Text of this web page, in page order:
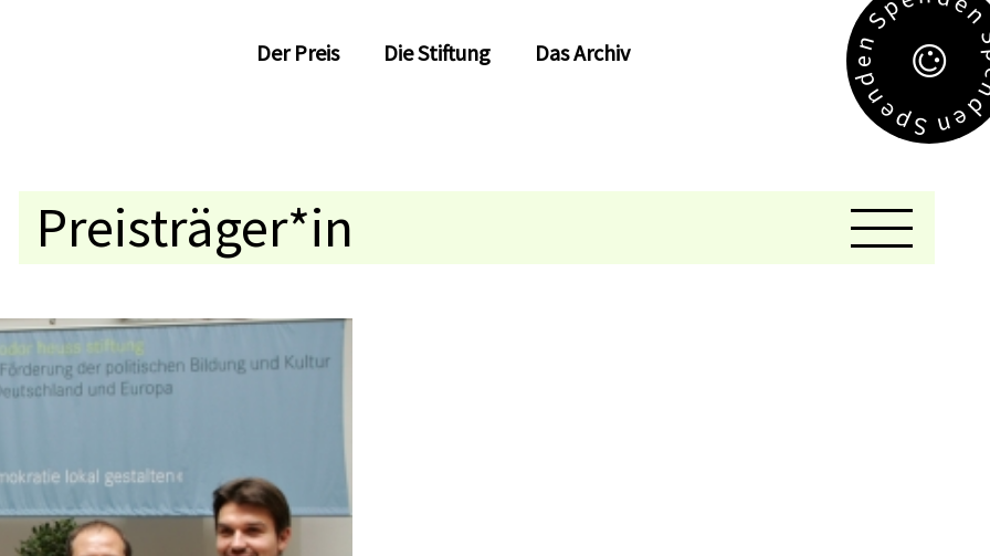
Der Preis Die Stiftung Das Archiv
S
p
e
n
d
e
n
S
p
e
n
Preisträger*in
Medaillenträger*in
Jahresthema
Preisverleihung